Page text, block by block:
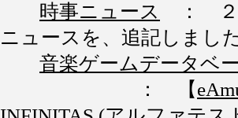
時事ニュース
： ２
ニュースを、追記しまし
音楽ゲームデータベ
： 【